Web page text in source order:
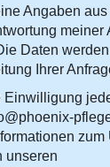
Angaben
meiner
Daten
Ihrer
Einwilligung
zum
unseren